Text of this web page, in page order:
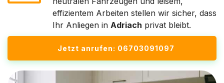
effizientem Arbeiten stellen wir sicher, dass
Ihr Anliegen in Adriach privat bleibt.
Jetzt anrufen: 06703091097